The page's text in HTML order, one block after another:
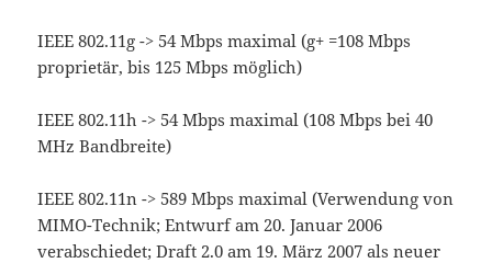
IEEE 802.11g -> 54 Mbps maximal (g+ =108 Mbps
proprietär, bis 125 Mbps möglich)
IEEE 802.11h -> 54 Mbps maximal (108 Mbps bei 40
MHz Bandbreite)
IEEE 802.11n -> 589 Mbps maximal (Verwendung von
MIMO-Technik; Entwurf am 20. Januar 2006
verabschiedet; Draft 2.0 am 19. März 2007 als neuer